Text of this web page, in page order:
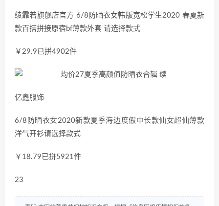
绫霏若旗舰店官方 6/8防晒衣女韩版宽松学生2020 春夏新
款百搭拼接原宿bf薄款外套 请选择款式
￥29.9已拼4902件
亿鑫服饰
6/8防晒衣女2020新款夏季海边度假中长款仙女超仙薄款
洋气开衫请选择款式
￥18.79已拼5921件
23